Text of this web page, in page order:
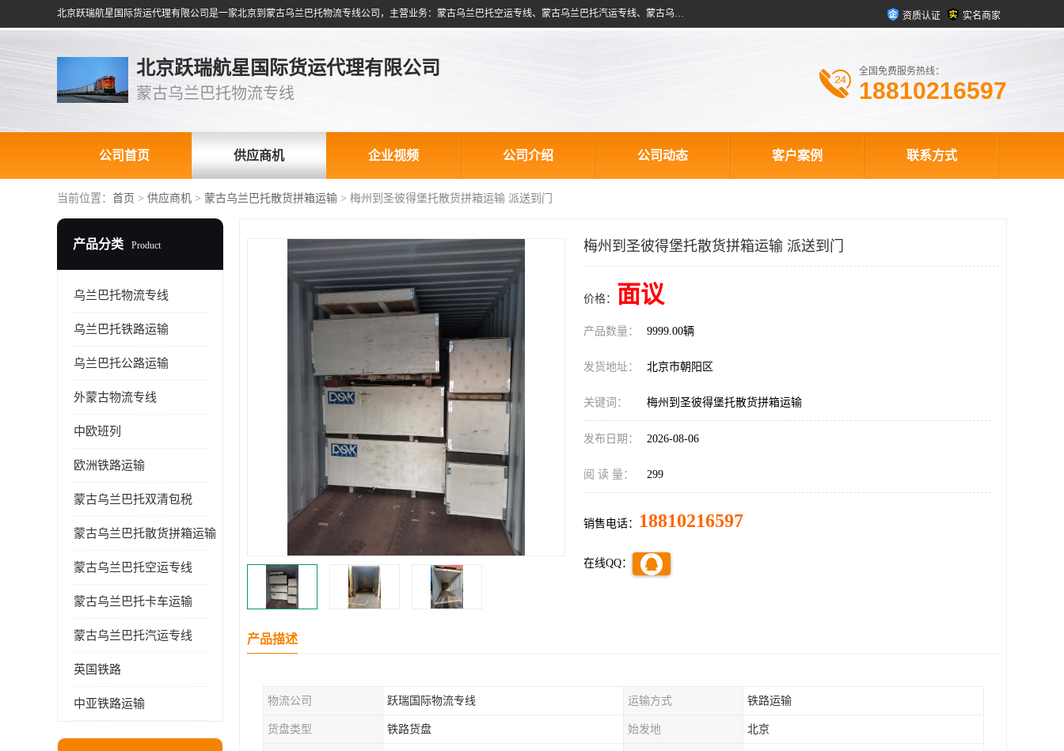
北京跃瑞航星国际货运代理有限公司是一家北京到蒙古乌兰巴托物流专线公司，主营业务：蒙古乌兰巴托空运专线、蒙古乌兰巴托汽运专线、蒙古乌兰巴托散货拼箱、蒙古乌兰巴托双清包税、蒙古乌兰巴托铁路运输等运输服务。以北京为中心服务于全国各地，运输能力及代理网络覆盖蒙古、俄罗斯、中亚五国各主要城市及站点。 资质认证 实名商家
北京跃瑞航星国际货运代理有限公司
蒙古乌兰巴托物流专线
全国免费服务热线：
18810216597
公司首页 供应商机 企业视频 公司介绍 公司动态 客户案例 联系方式
当前位置： 首页 > 供应商机 > 蒙古乌兰巴托散货拼箱运输 > 梅州到圣彼得堡托散货拼箱运输 派送到门
产品分类 Product
乌兰巴托物流专线
乌兰巴托铁路运输
乌兰巴托公路运输
外蒙古物流专线
中欧班列
欧洲铁路运输
蒙古乌兰巴托双清包税
蒙古乌兰巴托散货拼箱运输
蒙古乌兰巴托空运专线
蒙古乌兰巴托卡车运输
蒙古乌兰巴托汽运专线
英国铁路
中亚铁路运输
梅州到圣彼得堡托散货拼箱运输 派送到门
价格： 面议
产品数量： 9999.00辆
发货地址： 北京市朝阳区
关键词： 梅州到圣彼得堡托散货拼箱运输
发布日期： 2026-08-06
阅 读 量： 299
销售电话： 18810216597
在线QQ：
产品描述
物流公司 跃瑞国际物流专线 运输方式 铁路运输
货盘类型 铁路货盘 始发地 北京